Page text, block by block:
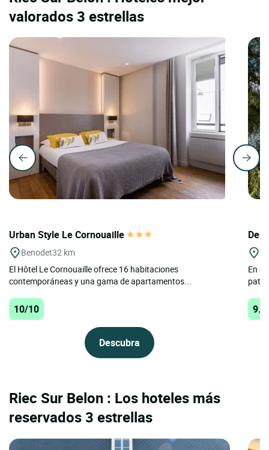
valorados 3 estrellas
Urban Style Le Cornouaille
Benodet32 km
El Hôtel Le Cornouaille ofrece 16 habitaciones
contemporáneas y una gama de apartamentos...
10/10
Descubra
En
Riec Sur Belon : Los hoteles más
reservados 3 estrellas